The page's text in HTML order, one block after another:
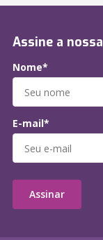
Assine a
Nome*
E-mail*
Assinar